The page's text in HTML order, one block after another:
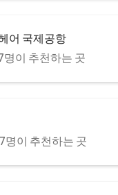
어 국제공항
명이 추천하는 곳
명이 추천하는 곳